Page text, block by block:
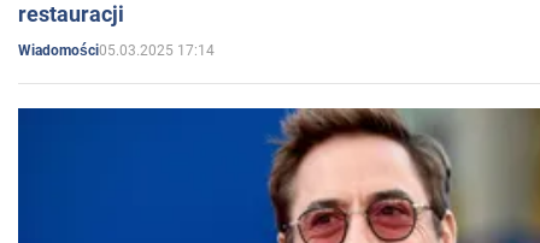
restauracji
Wiadomości05.03.2025 17:14